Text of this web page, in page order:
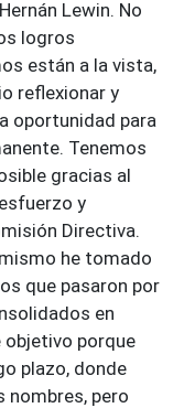
Lewin. No
logros
están a la vista,
reflexionar y
oportunidad para
Tenemos
gracias al
y
Directiva.
he tomado
que pasaron por
en
objetivo porque
plazo, donde
nombres, pero